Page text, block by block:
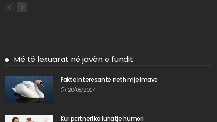
Më të lexuarat në javën e fundit
Fakte interesante rreth mjellmave
20/06/2017
Kur partneri ka luhatje humori